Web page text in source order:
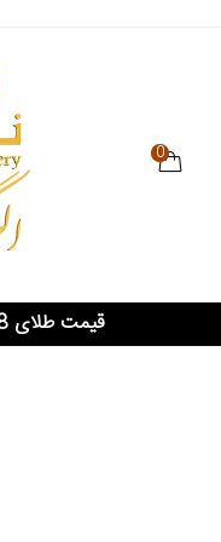
0
قیمت طلای 18 عیار 18,746,000 تومان